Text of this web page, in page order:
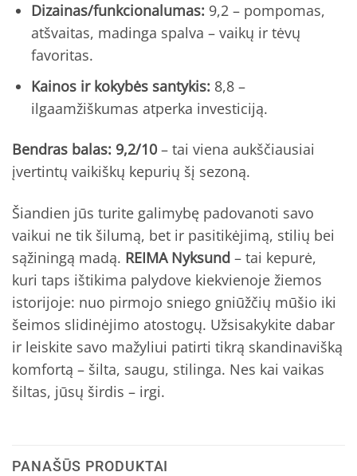
Dizainas/funkcionalumas: 9,2 – pompomas,
atšvaitas, madinga spalva – vaikų ir tėvų
favoritas.
Kainos ir kokybės santykis: 8,8 –
ilgaamžiškumas atperka investiciją.
Bendras balas: 9,2/10 – tai viena aukščiausiai
įvertintų vaikiškų kepurių šį sezoną.
Šiandien jūs turite galimybę padovanoti savo
vaikui ne tik šilumą, bet ir pasitikėjimą, stilių bei
sąžiningą madą. REIMA Nyksund – tai kepurė,
kuri taps ištikima palydove kiekvienoje žiemos
istorijoje: nuo pirmojo sniego gniūžčių mūšio iki
šeimos slidinėjimo atostogų. Užsisakykite dabar
ir leiskite savo mažyliui patirti tikrą skandinavišką
komfortą – šilta, saugu, stilinga. Nes kai vaikas
šiltas, jūsų širdis – irgi.
PANAŠŪS PRODUKTAI